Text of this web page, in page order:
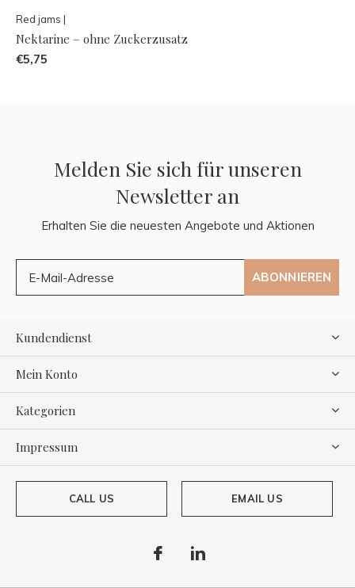
Red jams |
Nektarine – ohne Zuckerzusatz
€5,75
Melden Sie sich für unseren
Newsletter an
Erhalten Sie die neuesten Angebote und Aktionen
ABONNIEREN
Kundendienst
Mein Konto
Kategorien
Impressum
CALL US EMAIL US